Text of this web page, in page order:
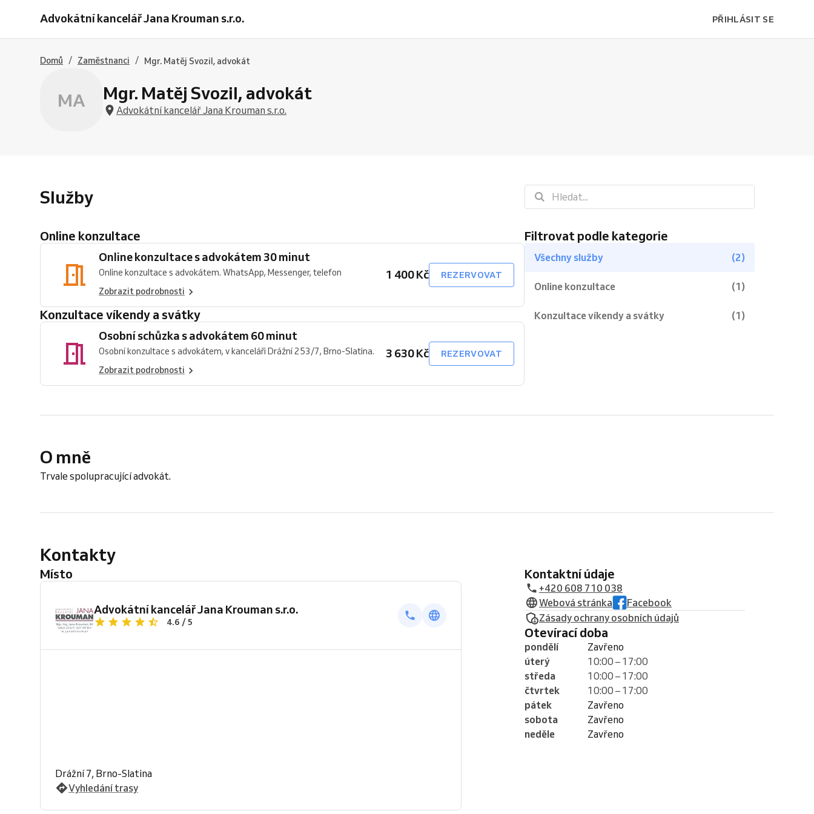
Advokátní kancelář Jana Krouman s.r.o. PŘIHLÁSIT SE
Domů / Zaměstnanci / Mgr. Matěj Svozil, advokát
MA Mgr. Matěj Svozil, advokát
Advokátní kancelář Jana Krouman s.r.o.
Služby
Online konzultace
s
minut
Online konzultace s advokátem 30 minut
Online konzultace s advokátem. WhatsApp, Messenger, telefon
Zobrazit podrobnosti
1 400 Kč REZERVOVAT
Konzultace víkendy a svátky
s
minut
Osobní schůzka s advokátem 60 minut
Osobní konzultace s advokátem, v kanceláři Drážní 253/7, Brno-Slatina.
Zobrazit podrobnosti
3 630 Kč REZERVOVAT
Filtrovat podle kategorie
Všechny služby (2)
Online konzultace (1)
Konzultace víkendy a svátky (1)
O mně
Trvale spolupracující advokát.
Kontakty
Místo
Advokátní kancelář Jana Krouman s.r.o.
4.6 / 5
Drážní 7, Brno-Slatina
Vyhledání trasy
Kontaktní údaje
+420 608 710 038
Webová stránka
Facebook
Zásady ochrany osobních údajů
Otevírací doba
pondělí
Zavřeno
úterý
10:00 – 17:00
středa
10:00 – 17:00
čtvrtek
10:00 – 17:00
pátek
Zavřeno
sobota
Zavřeno
neděle
Zavřeno